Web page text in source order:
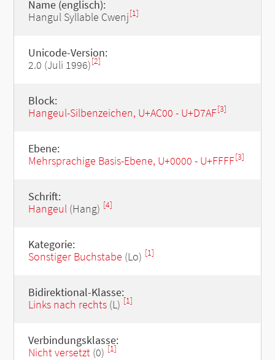
Name (englisch):
Hangul Syllable Cwenj[1]
Unicode-Version:
2.0 (Juli 1996)[2]
Block:
Hangeul-Silbenzeichen, U+AC00 - U+D7AF[3]
Ebene:
Mehrsprachige Basis-Ebene, U+0000 - U+FFFF[3]
Schrift:
Hangeul(Hang) [4]
Kategorie:
Sonstiger Buchstabe (Lo) [1]
Bidirektional-Klasse:
Links nach rechts(L) [1]
Verbindungsklasse:
Nicht versetzt(0) [1]